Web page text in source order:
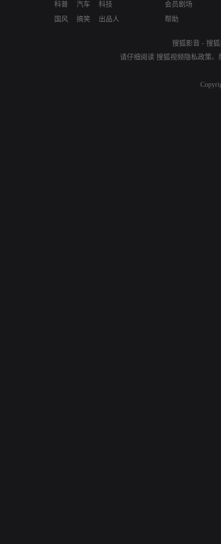
科普
国风
汽车
搞笑
科技
出品人
会员剧场
帮助
搜狐影音 - 搜
请仔细阅读 搜狐视频隐私政策、